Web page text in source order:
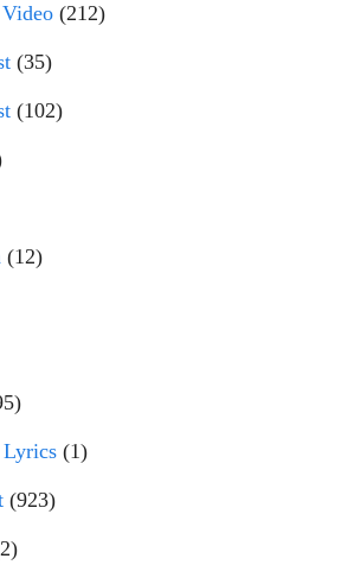
(212)
(35)
(102)
(12)
Lyrics (1)
(923)